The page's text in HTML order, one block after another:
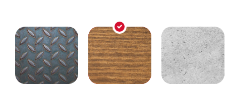
Plast, sklo, keramika
Stěny
Fasády